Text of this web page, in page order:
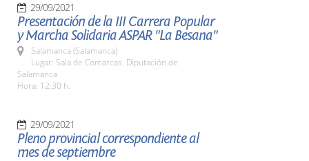
29/09/2021
Presentación de la III Carrera Popular
y Marcha Solidaria ASPAR "La Besana"
Salamanca (Salamanca)
Lugar: Sala de Comarcas. Diputación de
Salamanca
Hora: 12:30 h.
29/09/2021
Pleno provincial correspondiente al
mes de septiembre